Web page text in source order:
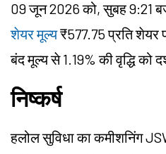
09 जून 2026 को, सुबह 9:21
शेयर मूल्य₹577.75 प्रति शेयर
बंद मूल्य से 1.19% की वृद्धि को
निष्कर्ष
हलोल सुविधा का कमीशनिंग